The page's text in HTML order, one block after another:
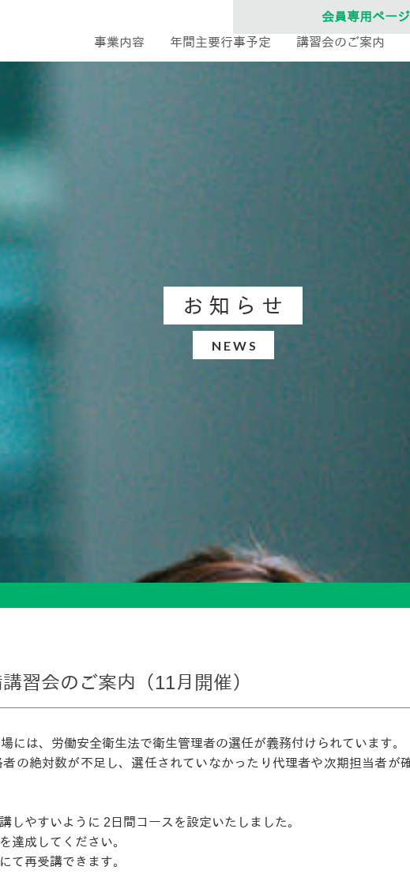
会員専用ページ
事業内容
年間主要行事予定 講習会のご案内
お知らせ
NEWS
習会のご案内（11月開催）
には、労働安全衛生法で衛生管理者の選任が義務付けられています。
の絶対数が不足し、選任されていなかったり代理者や次期担当者が
しやすいように 2日間コースを設定いたしました。
達成してください。
て再受講できます。